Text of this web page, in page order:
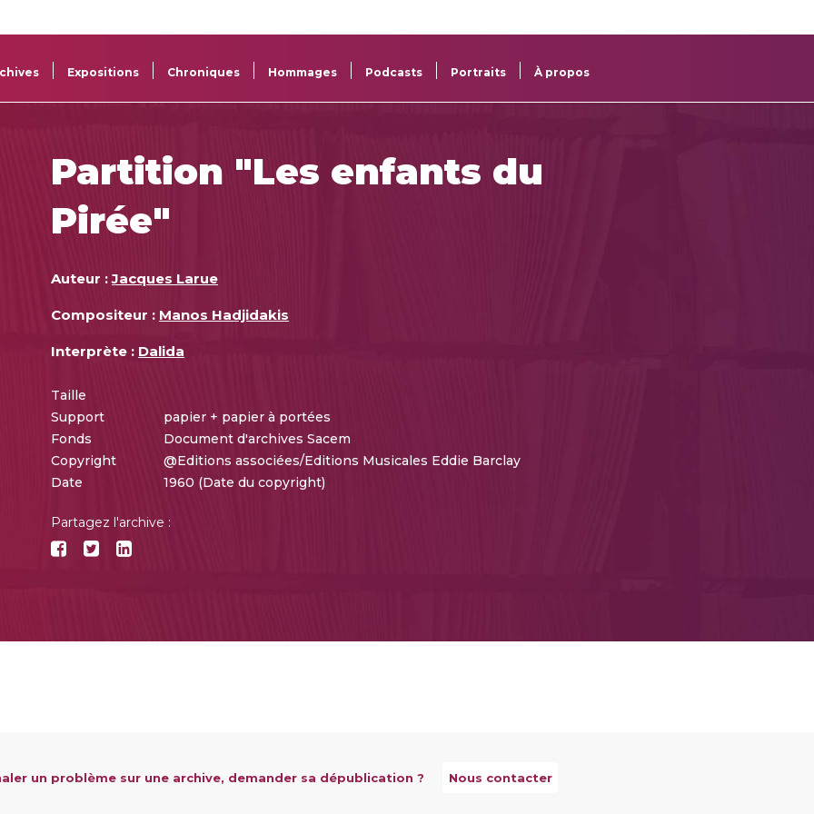
Sacem
projets
Sacem
des œuvres
Expositions Chroniques Hommages Podcasts Portraits À propos
Partition "Les enfants du
Pirée"
Auteur : Jacques Larue
Compositeur : Manos Hadjidakis
Interprète : Dalida
Taille
Support
papier + papier à portées
Fonds
Document d'archives Sacem
Copyright
@Editions associées/Editions Musicales Eddie Barclay
Date
1960 (Date du copyright)
Partagez l'archive :
un problème sur une archive, demander sa dépublication ? Nous contacter